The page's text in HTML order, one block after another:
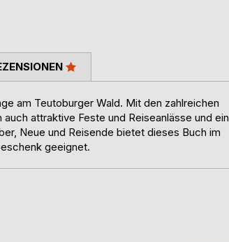
am Teutoburger Wald. Mit den zahlreichen
attraktive Feste und Reiseanlässe und ein
Neue und Reisende bietet dieses Buch im
geeignet.